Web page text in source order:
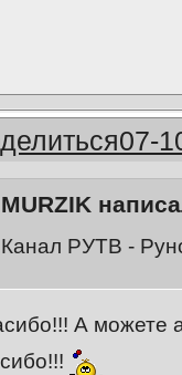
07-
MURZIK
Канал РУТВ -
А можете